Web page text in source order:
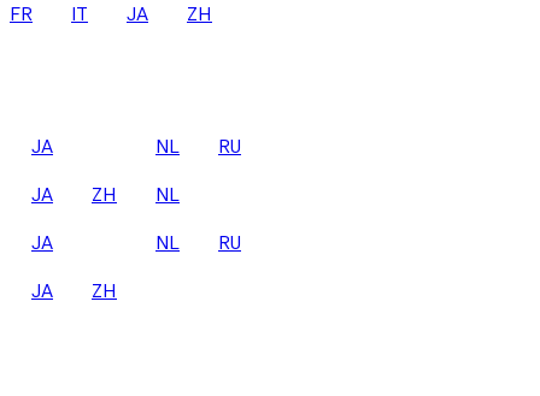
FR IT JA ZH
JA NL
RU
JA ZH
NL
JA NL
RU
JA
ZH